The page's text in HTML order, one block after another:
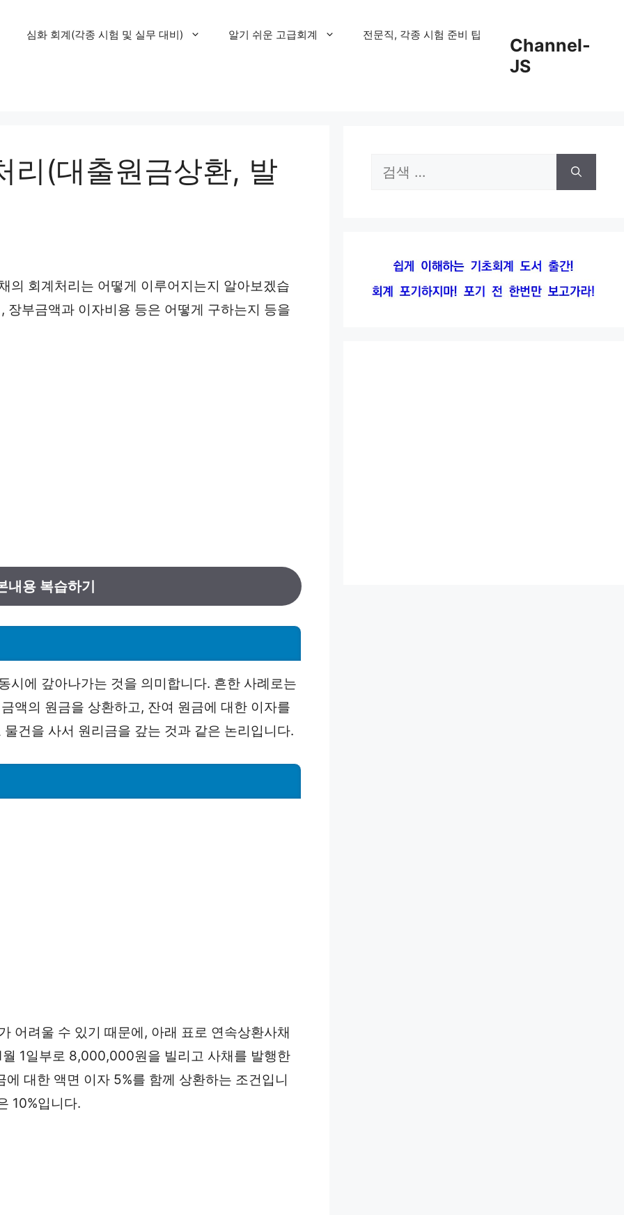
Channel-
JS
심화 회계(각종 시험 및 실무 대비) 알기 쉬운 고급회계 전문직, 각종 시험 준비 팁
리(대출원금상환, 발
의 회계처리는 어떻게 이루어지는지 알아보겠습
부금액과 이자비용 등은 어떻게 구하는지 등을
내용 복습하기
시에 갚아나가는 것을 의미합니다. 흔한 사례로는
액의 원금을 상환하고, 잔여 원금에 대한 이자를
건을 사서 원리금을 갚는 것과 같은 논리입니다.
어려울 수 있기 때문에, 아래 표로 연속상환사채
1일부로 8,000,000원을 빌리고 사채를 발행한
대한 액면 이자 5%를 함께 상환하는 조건입니
10%입니다.
검